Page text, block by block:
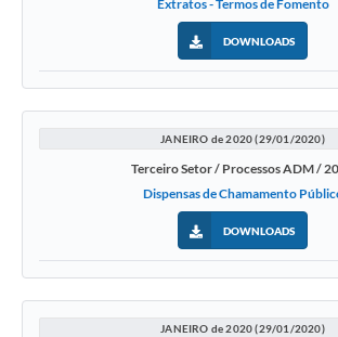
Extratos - Termos de Fomento
DOWNLOADS
JANEIRO de 2020 (29/01/2020)
Terceiro Setor / Processos ADM /
Dispensas de Chamamento
DOWNLOADS
JANEIRO de 2020 (29/01/2020)